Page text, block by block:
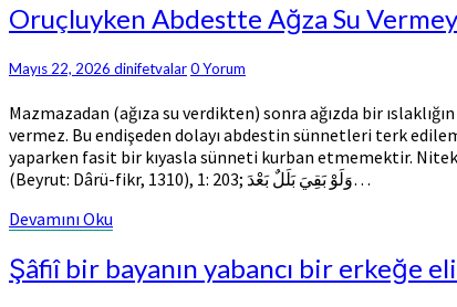
Oruçluyken
Abdestte
Su
Terk
Etmenin
Hükmü
Oruçluyken Abdestte Ağza Su
Mayıs 22, 2026 dinifetvalarComments
0 Yorum
Mazmazadan (ağıza su verdikten) sonra ağızda bir
vermez. Bu endişeden dolayı abdestin sünnetleri terk
yaparken fasit bir kıyasla sünneti kurban etmemektir.
(Beyrut: Dârü-fikr, 1310), 1: 203; وَلَوْ بَقِيَ بَلَلٌ بَعْدَ…
Devamını Oku
Şâfiî
bir
Şâfiî bir bayanın yabancı bir erkeğe